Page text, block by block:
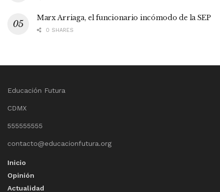
Marx Arriaga, el funcionario incómodo de la SEP
0 SHARES
Educación Futura
CDMX
555555555
contacto@educacionfutura.org
Inicio
Opinión
Actualidad